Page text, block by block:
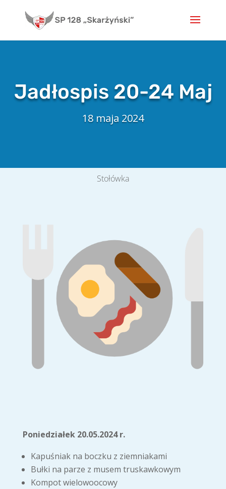
content
Jadłospis 20-24 Maj
18 maja 2024
Stołówka
Poniedziałek 20.05.2024 r.
Kapuśniak na boczku z ziemniakami
Bułki na parze z musem truskawkowym
Kompot wielowoocowy